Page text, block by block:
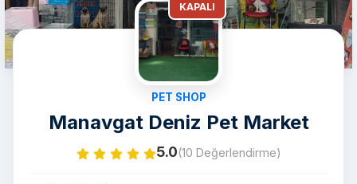
KAPALI
PET SHOP
Manavgat Deniz Pet Market
5.0(10 Değerlendirme)